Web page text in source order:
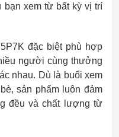
bạn xem từ bất kỳ vị trí
đặc biệt phù hợp
người cùng thưởng
nhau. Dù là buổi xem
sản phẩm luôn đảm
đều và chất lượng từ